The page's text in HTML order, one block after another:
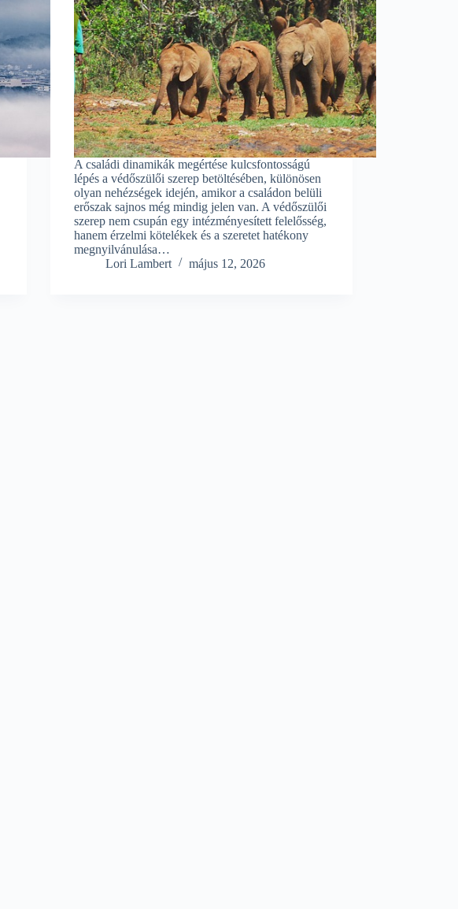
A családi dinamikák megértése kulcsfontosságú
lépés a védőszülői szerep betöltésében, különösen
olyan nehézségek idején, amikor a családon belüli
erőszak sajnos még mindig jelen van. A védőszülői
szerep nem csupán egy intézményesített felelősség,
hanem érzelmi kötelékek és a szeretet hatékony
megnyilvánulása…
Lori Lambert
május 12, 2026